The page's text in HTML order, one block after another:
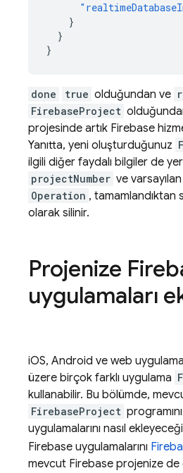
}
}
}
done true olduğundan ve
FirebaseProject
projesinde artık Firebase
Yanıtta, yeni oluşturduğunuz
ilgili diğer faydalı bilgiler de
projectNumber ve varsayılan
Operation ,
olarak silinir.
Projenize
uygulamaları
iOS, Android ve web
üzere birçok farklı uygulama
kullanabilir. Bu bölümde,
FirebaseProject
uygulamalarını nasıl
Firebase uygulamalarını
mevcut Firebase projenize de